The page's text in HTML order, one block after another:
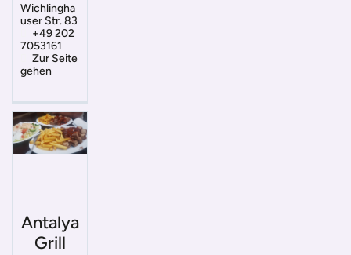
Wichlingha
user Str. 83
+49 202
7053161
Zur Seite
gehen
Antalya
Grill